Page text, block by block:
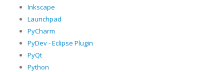
Inkscape
Launchpad
PyCharm
PyDev - Eclipse Plugin
PyQt
Python